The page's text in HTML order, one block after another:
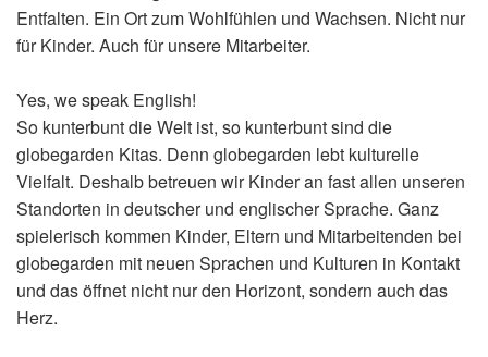
Entfalten. Ein Ort zum Wohlfühlen und Wachsen. Nicht nur
für Kinder. Auch für unsere Mitarbeiter.
Yes, we speak English!
So kunterbunt die Welt ist, so kunterbunt sind die
globegarden Kitas. Denn globegarden lebt kulturelle
Vielfalt. Deshalb betreuen wir Kinder an fast allen unseren
Standorten in deutscher und englischer Sprache. Ganz
spielerisch kommen Kinder, Eltern und Mitarbeitenden bei
globegarden mit neuen Sprachen und Kulturen in Kontakt
und das öffnet nicht nur den Horizont, sondern auch das
Herz.